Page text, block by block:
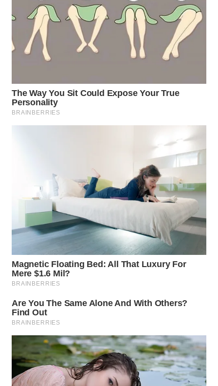
WN
MADURA
WN
SURABAYA
WN
NATUNA
WN
MANDALIKA
WN
LIKUPANG
WN
WN
BORNEO
Wahana
Media
Group
WAHANA
NEWS
WAHANA